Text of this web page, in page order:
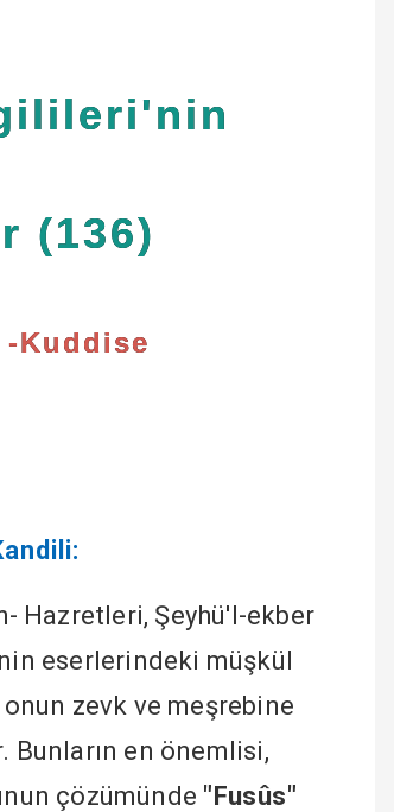
(136)
-Kuddise
Hazretleri, Şeyhü'l-ekber
eserlerindeki müşkül
zevk ve meşrebine
Bunların en önemlisi,
çözümünde "Fusûs"